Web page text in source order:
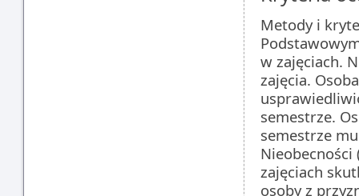
Metody i
w zajęciach.
zajęcia.
semestrze.
semestrze
zajęciach
osoby z